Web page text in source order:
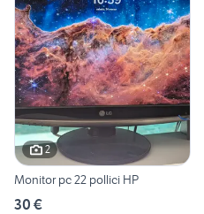
2
Monitor pc 22 pollici HP
30 €